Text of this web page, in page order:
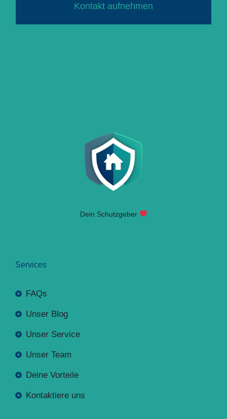
Kontakt aufnehmen
Dein Schutzgeber
Services
FAQs
Unser Blog
Unser Service
Unser Team
Deine Vorteile
Kontaktiere uns